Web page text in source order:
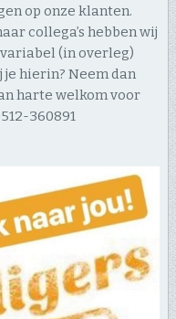
op onze klanten.
collega’s hebben wij
(in overleg)
hierin? Neem dan
harte welkom voor
360891